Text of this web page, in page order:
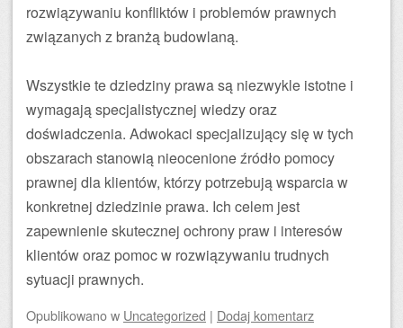
rozwiązywaniu konfliktów i problemów prawnych
związanych z branżą budowlaną.
Wszystkie te dziedziny prawa są niezwykle istotne i
wymagają specjalistycznej wiedzy oraz
doświadczenia. Adwokaci specjalizujący się w tych
obszarach stanowią nieocenione źródło pomocy
prawnej dla klientów, którzy potrzebują wsparcia w
konkretnej dziedzinie prawa. Ich celem jest
zapewnienie skutecznej ochrony praw i interesów
klientów oraz pomoc w rozwiązywaniu trudnych
sytuacji prawnych.
Opublikowanow Uncategorized | Dodaj komentarz